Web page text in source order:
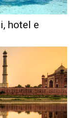
hotel e